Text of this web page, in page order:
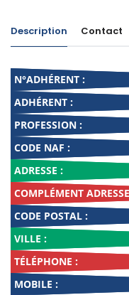
Description Contact
N°ADHÉRENT :
ADHÉRENT :
PROFESSION :
CODE NAF :
ADRESSE :
COMPLÉMENT
CODE POSTAL :
VILLE :
TÉLÉPHONE :
MOBILE :